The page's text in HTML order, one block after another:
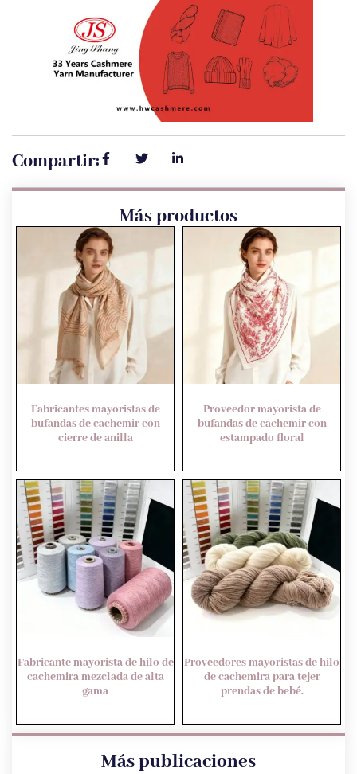
Compartir:
Más productos
Fabricantes mayoristas de
bufandas de cachemir con
cierre de anilla
Proveedor mayorista de
bufandas de cachemir con
estampado floral
Fabricante mayorista de hilo de
cachemira mezclada de alta
gama
Proveedores mayoristas de hilo
de cachemira para tejer
prendas de bebé.
Más publicaciones